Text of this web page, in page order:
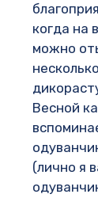
когда на
можно
Весной
(лично я